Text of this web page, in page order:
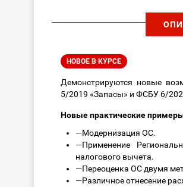
НОВОЕ В КУРСЕ
Демонстрируются новые
5/2019 «Запасы» и ФСБУ 6/
Новые практические
—Модернизация ОС.
—Применение
налогового вычета.
—Переоценка ОС двумя
—Различное отнесение